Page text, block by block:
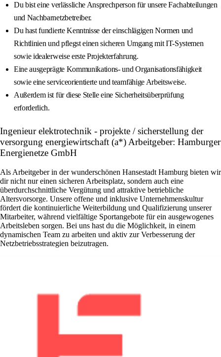
Du bist eine verlässliche Ansprechperson für unsere Fachabteilungen
und Nachbarnetzbetreiber.
Du hast fundierte Kenntnisse der einschlägigen Normen und
Richtlinien und pflegst einen sicheren Umgang mit IT-Systemen
sowie idealerweise erste Projekterfahrung.
Eine ausgeprägte Kommunikations- und Organisationsfähigkeit
sowie eine serviceorientierte und teamfähige Arbeitsweise.
Außerdem ist für diese Stelle eine Sicherheitsüberprüfung
erforderlich.
Ingenieur elektrotechnik - projekte / sicherstellung der
versorgung energiewirtschaft (a*) Arbeitgeber: Hamburger
Energienetze GmbH
Als Arbeitgeber in der wunderschönen Hansestadt Hamburg bieten wir
dir nicht nur einen sicheren Arbeitsplatz, sondern auch eine
überdurchschnittliche Vergütung und attraktive betriebliche
Altersvorsorge. Unsere offene und inklusive Unternehmenskultur
fördert die kontinuierliche Weiterbildung und Qualifizierung unserer
Mitarbeiter, während vielfältige Sportangebote für ein ausgewogenes
Arbeitsleben sorgen. Bei uns hast du die Möglichkeit, in einem
dynamischen Team zu arbeiten und aktiv zur Verbesserung der
Netzbetriebsstrategien beizutragen.